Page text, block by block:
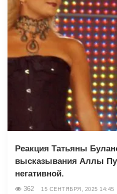
Реакция Татьяны
высказывания Аллы
негативной.
362 15 СЕНТЯБРЯ, 2025 14:45